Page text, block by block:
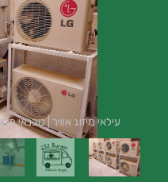
עילאי מיזוג אוויר | טכנאי